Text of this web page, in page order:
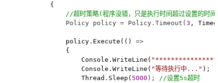
            {
//超时策略(程序没错，只是执行时间超过设置的时
                Policy policy = Policy.Timeout(
3 ,
                policy.Execute(()
=>
                {
                    Console.WriteLine(
"
                    Console.WriteLine(
"等待执行中... " );
                    Thread.Sleep(
5000 ); //设置5s超时